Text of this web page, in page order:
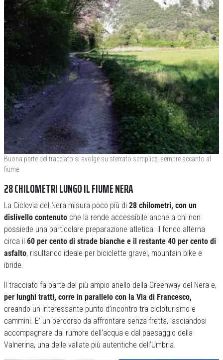
Buona parte del tracciato si svolge su sterrato semplice, sempre accanto al
fiume
28 CHILOMETRI LUNGO IL FIUME NERA
La Ciclovia del Nera misura poco più di 28 chilometri, con un
dislivello contenuto che la rende accessibile anche a chi non
possiede una particolare preparazione atletica. Il fondo alterna
circa il 60 per cento di strade bianche e il restante 40 per cento di
asfalto, risultando ideale per biciclette gravel, mountain bike e
ibride.
Il tracciato fa parte del più ampio anello della Greenway del Nera e,
per lunghi tratti, corre in parallelo con la Via di Francesco,
creando un interessante punto d’incontro tra cicloturismo e
cammini. E’ un percorso da affrontare senza fretta, lasciandosi
accompagnare dal rumore dell’acqua e dal paesaggio della
Valnerina, una delle vallate più autentiche dell’Umbria.